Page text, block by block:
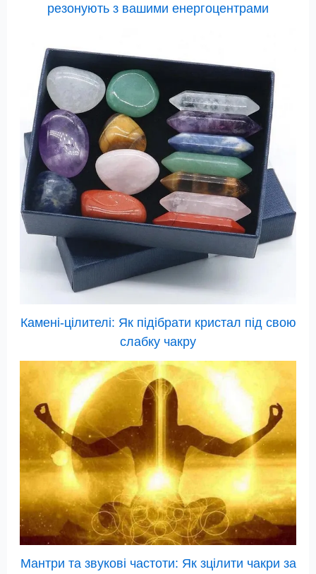
резонують з вашими енергоцентрами
Камені-цілителі: Як підібрати кристал під свою
слабку чакру
Мантри та звукові частоти: Як зцілити чакри за